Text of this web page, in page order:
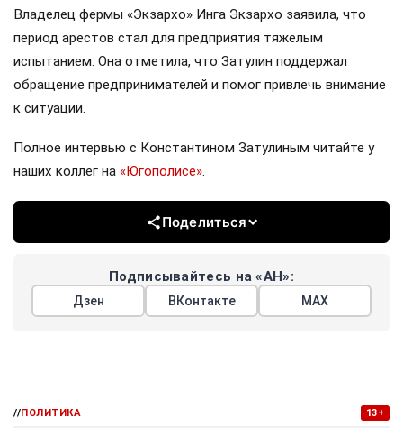
Владелец фермы «Экзархо» Инга Экзархо заявила, что
период арестов стал для предприятия тяжелым
испытанием. Она отметила, что Затулин поддержал
обращение предпринимателей и помог привлечь внимание
к ситуации.
Полное интервью с Константином Затулиным читайте у
наших коллег на «Югополисе».
Поделиться
Подписывайтесь на «АН»:
Дзен ВКонтакте МАХ
//ПОЛИТИКА 13+